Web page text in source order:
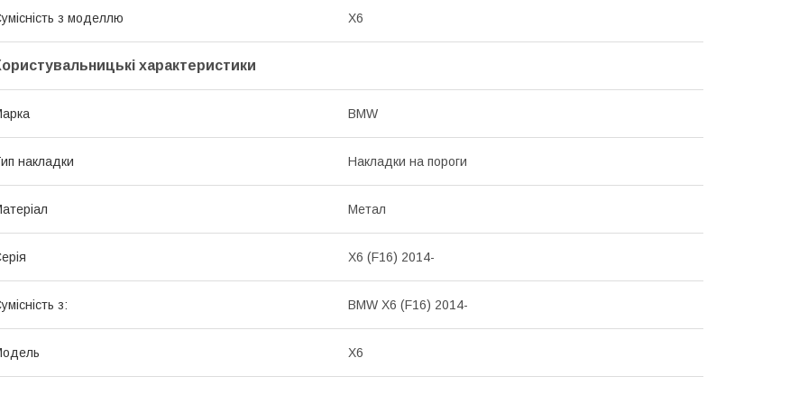
з моделлю X6
характеристики
BMW
накладки Накладки на пороги
Метал
X6 (F16) 2014-
з: BMW X6 (F16) 2014-
X6